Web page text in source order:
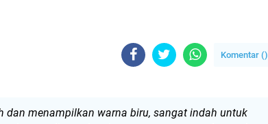
Komentar ()
dan menampilkan warna biru, sangat indah untuk